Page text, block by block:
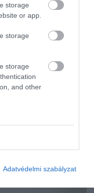
storage
or app.
storage
storage
and other
Adatvédelmi szabályzat
fertőzések többségét a
egészségügyi szakértők.